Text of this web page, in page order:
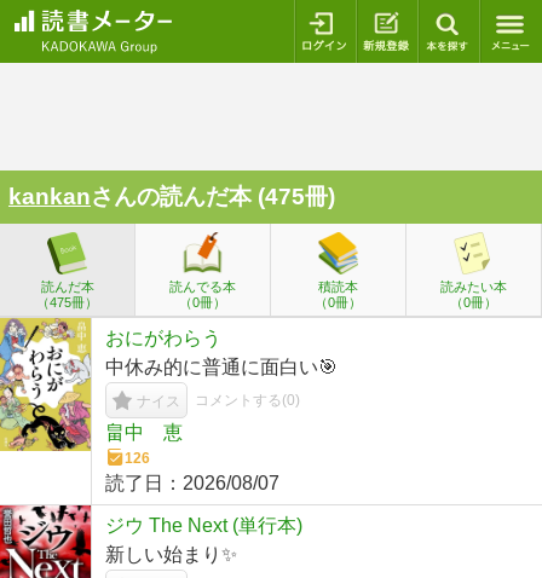
ログイン 新規登録
kankanさんの読んだ本 (475冊)
読んだ本
（475冊）
読んでる本
（0冊）
積読本
（0冊）
読みたい本
（0冊）
おにがわらう
中休み的に普通に面白い🎯
ナイス コメントする(0)
畠中 恵
126
読了日： 2026/08/07
ジウ The Next (単行本)
新しい始まり✨